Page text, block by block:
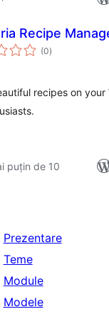
Recipe
(0total
aprecieri
)
recipes on
puțin de 10
Prezentare
Teme
Module
Modele